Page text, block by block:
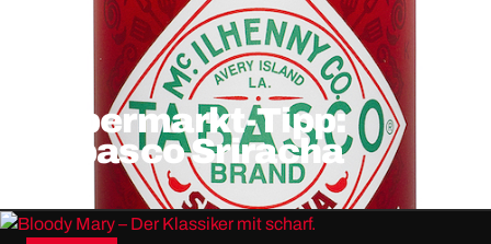
Supermarkt-Tipp:
Tabasco Sriracha